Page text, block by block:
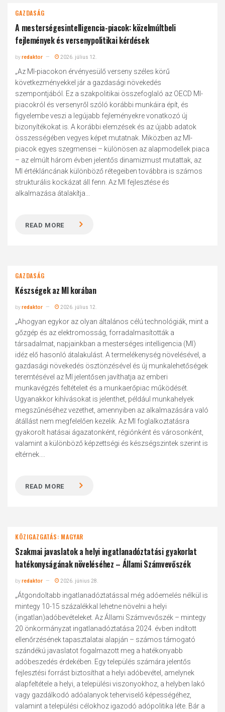
GAZDASÁG
A mesterségesintelligencia-piacok: közelmúltbeli
fejlemények és versenypolitikai kérdések
byredaktor 2026. július 12.
„Az MI-piacokon érvényesülő verseny széles körű
következményekkel jár a gazdasági növekedés
szempontjából. Ez a szakpolitikai összefoglaló az OECD MI-
piacokról és versenyről szóló korábbi munkáira épít, és
figyelembe veszi a legújabb fejleményekre vonatkozó új
bizonyítékokat is. A korábbi elemzések és az újabb adatok
összességében vegyes képet mutatnak. Miközben az MI-
piacok egyes szegmensei – különösen az alapmodellek piaca
– az elmúlt három évben jelentős dinamizmust mutattak, az
MI értékláncának különböző rétegeiben továbbra is számos
strukturális kockázat áll fenn. Az MI fejlesztése és
alkalmazása átalakítja...
READ MORE
GAZDASÁG
Készségek az MI korában
byredaktor 2026. július 12.
„Ahogyan egykor az olyan általános célú technológiák, mint a
gőzgép és az elektromosság, forradalmasították a
társadalmat, napjainkban a mesterséges intelligencia (MI)
idéz elő hasonló átalakulást. A termelékenység növelésével, a
gazdasági növekedés ösztönzésével és új munkalehetőségek
teremtésével az MI jelentősen javíthatja az emberi
munkavégzés feltételeit és a munkaerőpiac működését.
Ugyanakkor kihívásokat is jelenthet, például munkahelyek
megszűnéséhez vezethet, amennyiben az alkalmazására való
átállást nem megfelelően kezelik. Az MI foglalkoztatásra
gyakorolt hatásai ágazatonként, régiónként és városonként,
valamint a különböző képzettségi és készségszintek szerint is
eltérnek....
READ MORE
KÖZIGAZGATÁS: MAGYAR
Szakmai javaslatok a helyi ingatlanadóztatási gyakorlat
hatékonyságának növeléséhez – Állami Számvevőszék
byredaktor 2026. június 28.
„Átgondoltabb ingatlanadóztatással még adóemelés nélkül is
mintegy 10-15 százalékkal lehetne növelni a helyi
(ingatlan)adóbevételeket. Az Állami Számvevőszék – mintegy
20 önkormányzat ingatlanadóztatása 2024. évben indított
ellenőrzésének tapasztalatai alapján – számos támogató
szándékú javaslatot fogalmazott meg a hatékonyabb
adóbeszedés érdekében. Egy település számára jelentős
fejlesztési forrást biztosíthat a helyi adóbevétel, amelynek
alapfeltétele a helyi, a települési viszonyokhoz, a helyben lakó
vagy gazdálkodó adóalanyok teherviselő képességéhez,
valamint a települési célokhoz igazodó adópolitika léte. Bár a